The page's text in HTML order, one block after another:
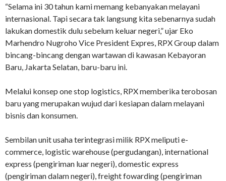
“Selama ini 30 tahun kami memang kebanyakan melayani
internasional. Tapi secara tak langsung kita sebenarnya sudah
lakukan domestik dulu sebelum keluar negeri,” ujar Eko
Marhendro Nugroho Vice President Expres, RPX Group dalam
bincang-bincang dengan wartawan di kawasan Kebayoran
Baru, Jakarta Selatan, baru-baru ini.
Melalui konsep one stop logistics, RPX memberika terobosan
baru yang merupakan wujud dari kesiapan dalam melayani
bisnis dan konsumen.
Sembilan unit usaha terintegrasi milik RPX meliputi e-
commerce, logistic warehouse (pergudangan), international
express (pengiriman luar negeri), domestic express
(pengiriman dalam negeri), freight fowarding (pengiriman